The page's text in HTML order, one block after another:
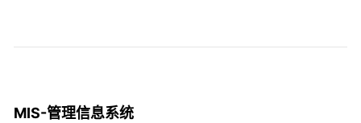
MIS-管理信息系统